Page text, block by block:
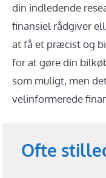
din indledende
finansiel rådgiver
at få et præcist og
for at gøre din
som muligt, men
velinformerede
Ofte